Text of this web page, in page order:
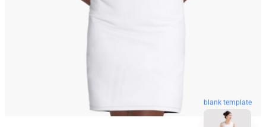
blank template